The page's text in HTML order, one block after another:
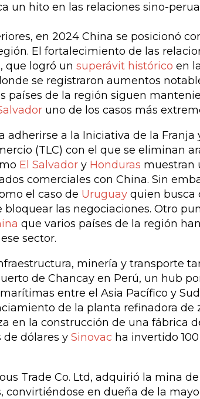
un hito en las relaciones sino-
en 2024 China se posicionó
El fortalecimiento de las
que logró un superávit histórico en
se registraron aumentos
países de la región siguen
uno de los casos más
adherirse a la Iniciativa de la Franja
(TLC) con el que se eliminan
El Salvadory Honduras muestran
comerciales con China. Sin
el caso de Uruguayquien busca
las negociaciones. Otro
que varios países de la región
sector.
minería y transporte
de Chancay en Perú, un hub
entre el Asia Pacífico y
de la planta refinadora de
en la construcción de una fábrica
de dólares y Sinovac ha invertido
Trade Co. Ltd, adquirió la mina
en dueña de la